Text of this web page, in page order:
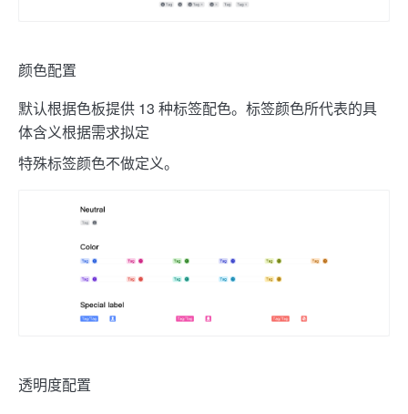
颜色配置
默认根据色板提供 13 种标签配色。标签颜色所代表的具
体含义根据需求拟定
特殊标签颜色不做定义。
透明度配置